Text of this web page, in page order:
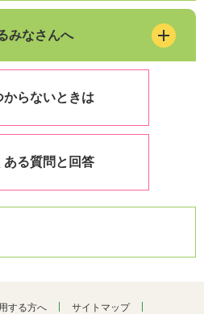
みなさんへ
からないときは
ある質問と回答
する方へ サイトマップ